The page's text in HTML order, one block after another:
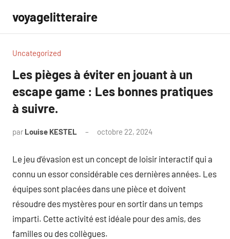
contenu
voyagelitteraire
Uncategorized
Les pièges à éviter en jouant à un
escape game : Les bonnes pratiques
à suivre.
par Louise KESTEL octobre 22, 2024
Le jeu d’évasion est un concept de loisir interactif qui a
connu un essor considérable ces dernières années. Les
équipes sont placées dans une pièce et doivent
résoudre des mystères pour en sortir dans un temps
imparti. Cette activité est idéale pour des amis, des
familles ou des collègues.